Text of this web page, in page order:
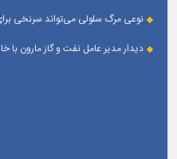
نوعی مرگ سلولی می‌تواند سرنخی
دیدار مدیر عامل نفت و گاز مارون با